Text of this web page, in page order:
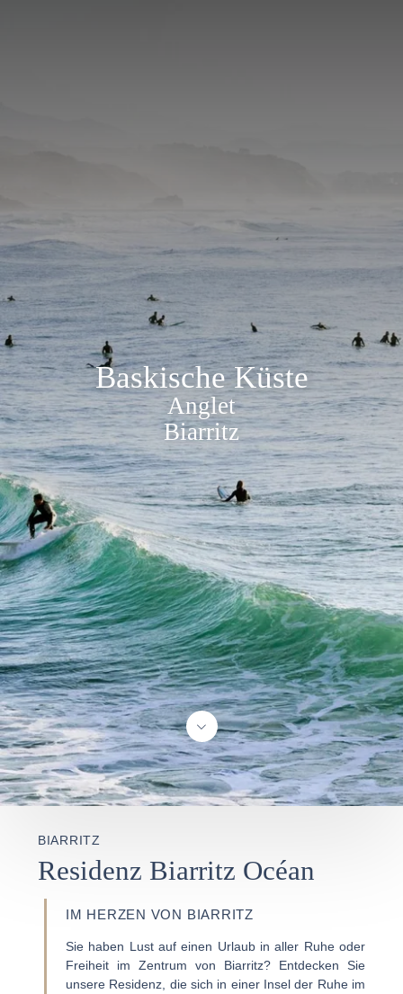
Baskische Küste
Anglet
Biarritz
BIARRITZ
Residenz Biarritz Océan
IM HERZEN VON BIARRITZ
Sie haben Lust auf einen Urlaub in aller Ruhe oder
Freiheit im Zentrum von Biarritz? Entdecken Sie
unsere Residenz, die sich in einer Insel der Ruhe im